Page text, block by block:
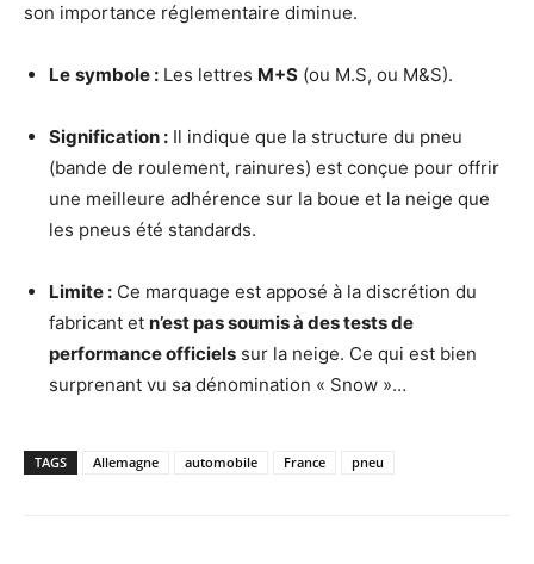
son importance réglementaire diminue.
Le symbole : Les lettres M+S (ou M.S, ou M&S).
Signification : Il indique que la structure du pneu
(bande de roulement, rainures) est conçue pour offrir
une meilleure adhérence sur la boue et la neige que
les pneus été standards.
Limite : Ce marquage est apposé à la discrétion du
fabricant et n’est pas soumis à des tests de
performance officiels sur la neige. Ce qui est bien
surprenant vu sa dénomination « Snow »…
TAGS Allemagne automobile France pneu